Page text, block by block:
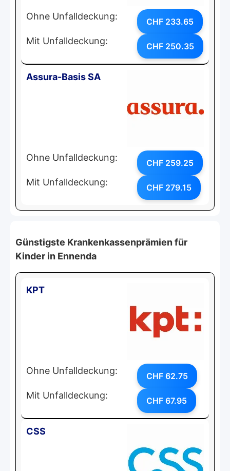
Ohne Unfalldeckung: CHF 233.65
Mit Unfalldeckung: CHF 250.35
Assura-Basis SA
Ohne Unfalldeckung: CHF 259.25
Mit Unfalldeckung: CHF 279.15
Günstigste Krankenkassenprämien für
Kinder in Ennenda
KPT
Ohne Unfalldeckung: CHF 62.75
Mit Unfalldeckung: CHF 67.95
CSS